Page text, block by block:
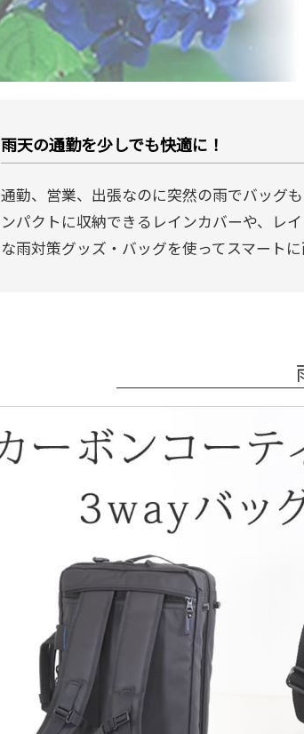
雨天の通勤を少しでも快適に！
通勤、営業、出張なのに突然の雨でバッグ
ンパクトに収納できるレインカバーや、レ
な雨対策グッズ・バッグを使ってスマート